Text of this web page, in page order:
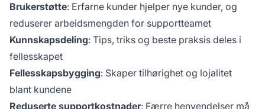
Brukerstøtte: Erfarne kunder hjelper nye kunder, og
reduserer arbeidsmengden for supportteamet
Kunnskapsdeling: Tips, triks og beste praksis deles i
fellesskapet
Fellesskapsbygging: Skaper tilhørighet og lojalitet
blant kundene
Reduserte supportkostnader: Færre henvendelser må